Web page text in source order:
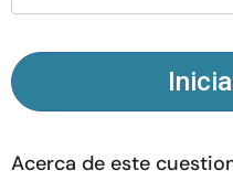
Idioma
Acerca de este